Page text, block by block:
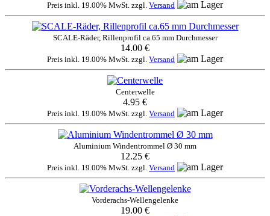
Preis inkl. 19.00% MwSt. zzgl. Versand
SCALE-Räder, Rillenprofil ca.65 mm Durchmesser
14.00 €
Preis inkl. 19.00% MwSt. zzgl. Versand
Centerwelle
4.95 €
Preis inkl. 19.00% MwSt. zzgl. Versand
Aluminium Windentrommel Ø 30 mm
12.25 €
Preis inkl. 19.00% MwSt. zzgl. Versand
Vorderachs-Wellengelenke
19.00 €